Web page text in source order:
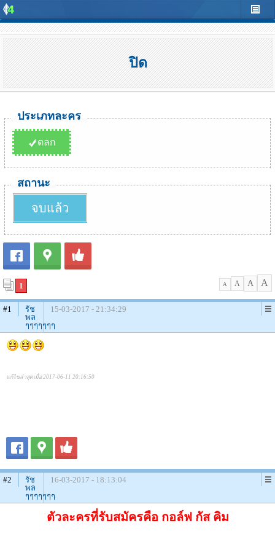
ปิด
ประเภทละคร
ตลก
สถานะ
จบแล้ว
1 A A A A
#1
รัช
พล
ๆๆๆๆๆๆๆ
15-03-2017 - 21:34:29
แก้ไขล่าสุดเมื่อ 2017-06-11 20:16:50
#2
รัช
พล
ๆๆๆๆๆๆๆ
16-03-2017 - 18:13:04
ตัวละครที่รับสมัครคือ กอล์ฟ กัส คิม